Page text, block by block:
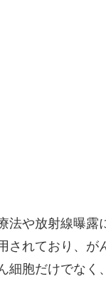
法や放射線曝
されており、が
細胞だけでなく